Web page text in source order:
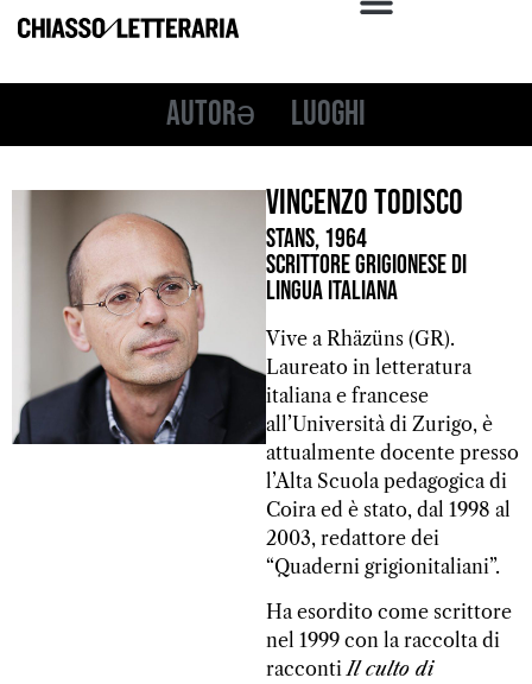
Autorə Luoghi
Vincenzo Todisco
Stans, 1964
Scrittore grigionese di
lingua italiana
Vive a Rhäzüns (GR).
Laureato in letteratura
italiana e francese
all’Università di Zurigo, è
attualmente docente presso
l’Alta Scuola pedagogica di
Coira ed è stato, dal 1998 al
2003, redattore dei
“Quaderni grigionitaliani”.
Ha esordito come scrittore
nel 1999 con la raccolta di
raccontiIl culto di